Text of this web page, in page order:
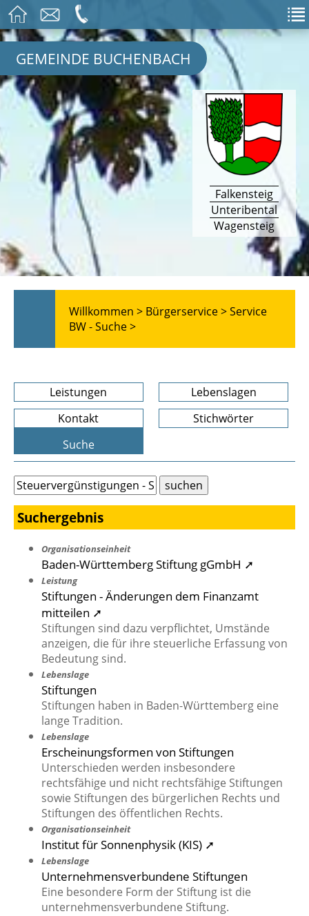
GEMEINDE BUCHENBACH
Falkensteig
Unteribental
Wagensteig
Willkommen > Bürgerservice >Service
BW - Suche >
Leistungen
Lebenslagen
Kontakt
Stichwörter
Suche
Suchergebnis
Organisationseinheit
Baden-Württemberg Stiftung gGmbH ➚
Leistung
Stiftungen - Änderungen dem Finanzamt
mitteilen ➚
Stiftungen sind dazu verpflichtet, Umstände
anzeigen, die für ihre steuerliche Erfassung von
Bedeutung sind.
Lebenslage
Stiftungen
Stiftungen haben in Baden-Württemberg eine
lange Tradition.
Lebenslage
Erscheinungsformen von Stiftungen
Unterschieden werden insbesondere
rechtsfähige und nicht rechtsfähige Stiftungen
sowie Stiftungen des bürgerlichen Rechts und
Stiftungen des öffentlichen Rechts.
Organisationseinheit
Institut für Sonnenphysik (KIS) ➚
Lebenslage
Unternehmensverbundene Stiftungen
Eine besondere Form der Stiftung ist die
unternehmensverbundene Stiftung.